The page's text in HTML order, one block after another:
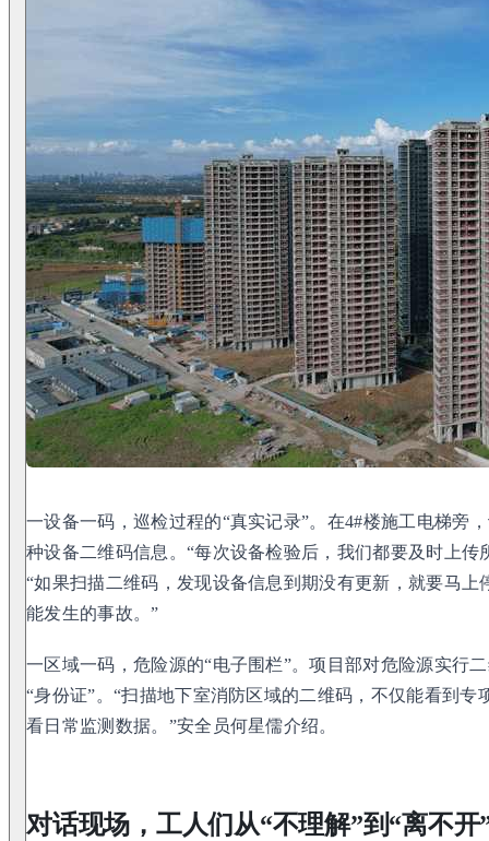
一设备一码，巡检过程的“真实记录”。在4#楼施工电梯旁
种设备二维码信息。“每次设备检验后，我们都要及时上传
“如果扫描二维码，发现设备信息到期没有更新，就要马
能发生的事故。”
一区域一码，危险源的“电子围栏”。项目部对危险源实行
“身份证”。“扫描地下室消防区域的二维码，不仅能看到
看日常监测数据。”安全员何星儒介绍。
对话现场，工人们从“不理解”到“离不开